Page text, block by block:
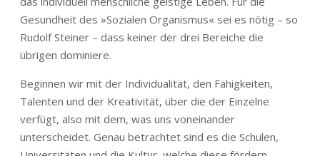
Gesundheit des »Sozialen Organismus« sei es nötig – so
Rudolf Steiner – dass keiner der drei Bereiche die
übrigen dominiere.
Beginnen wir mit der Individualität, den Fähigkeiten,
Talenten und der Kreativität, über die der Einzelne
verfügt, also mit dem, was uns voneinander
unterscheidet. Genau betrachtet sind es die Schulen,